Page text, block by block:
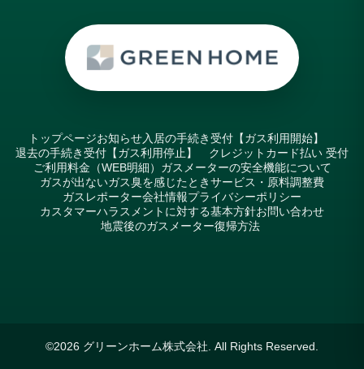
トップページお知らせ入居の手続き受付【ガス利用開始】
退去の手続き受付【ガス利用停止】 クレジットカード払い 受付
ご利用料金（WEB明細） ガスメーターの安全機能について
ガスが出ないガス臭を感じたときサービス・原料調整費
ガスレポーター会社情報プライバシーポリシー
カスタマーハラスメントに対する基本方針お問い合わせ
地震後のガスメーター復帰方法
©2026 グリーンホーム株式会社 . All Rights Reserved.